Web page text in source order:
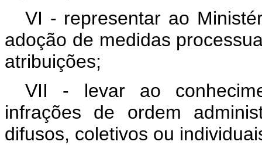
VI - representar ao
adoção de medidas
atribuições;
VII - levar ao
infrações de ordem
difusos, coletivos ou